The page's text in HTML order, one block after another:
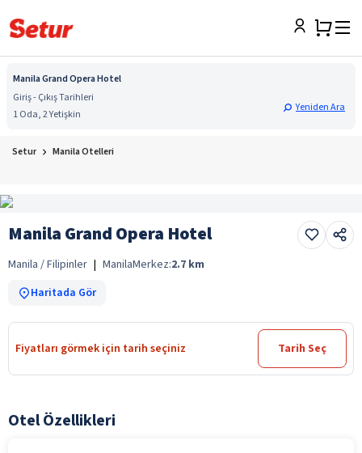
Manila Grand Opera Hotel
Giriş - Çıkış Tarihleri
1 Oda, 2 Yetişkin
Yeniden Ara
Setur Manila Otelleri
Manila Grand Opera Hotel
Manila / Filipinler | ManilaMerkez:2.7 km
Haritada Gör
Fiyatları görmek için tarih seçiniz Tarih Seç
Otel Özellikleri